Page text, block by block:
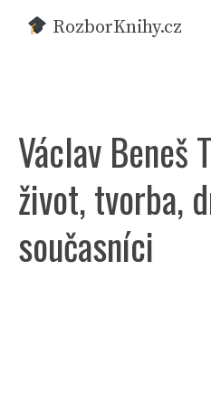
Přeskočit
RozborKnihy.cz
Václav Beneš
život, tvorba,
současníci